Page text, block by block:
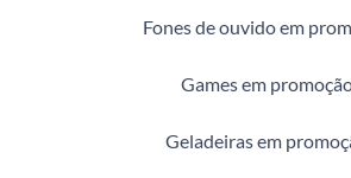
Fones de ouvido em
Games em
Geladeiras em